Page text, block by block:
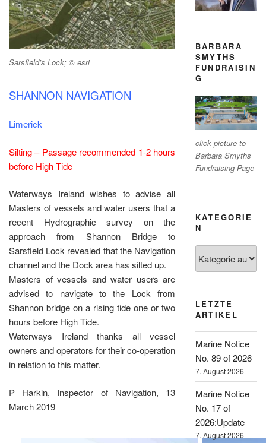
Sarsfield’s Lock; © esri
SHANNON NAVIGATION
Limerick
Silting – Passage recommended 1-2 hours
before High Tide
Waterways Ireland wishes to advise all
Masters of vessels and water users that a
recent Hydrographic survey on the
approach from Shannon Bridge to
Sarsfield Lock revealed that the Navigation
channel and the Dock area has silted up.
Masters of vessels and water users are
advised to navigate to the Lock from
Shannon bridge on a rising tide one or two
hours before High Tide.
Waterways Ireland thanks all vessel
owners and operators for their co-operation
in relation to this matter.
P Harkin, Inspector of Navigation, 13
March 2019
BARBARA
SMYTHS
FUNDRAISIN
G
click picture to
Barbara Smyths
Fundraising Page
KATEGORIE
N
LETZTE
ARTIKEL
Marine Notice
No. 89 of 2026
7. August 2026
Marine Notice
No. 17 of
2026:Update
7. August 2026